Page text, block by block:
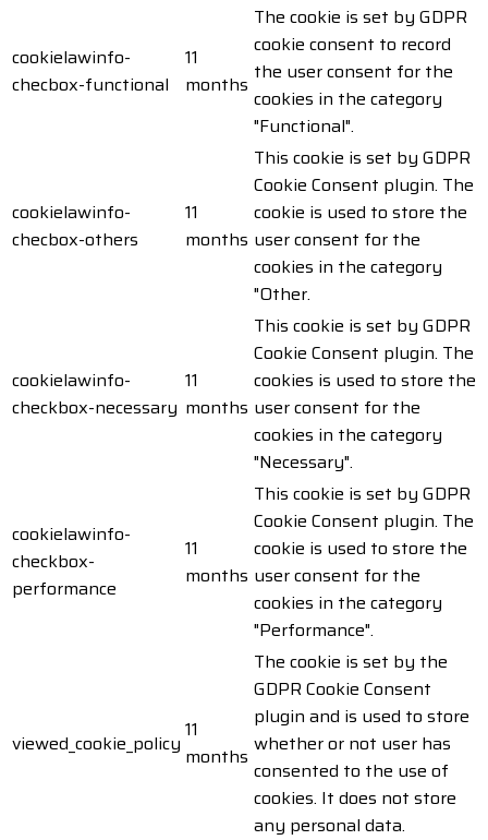
cookielawinfo-
checbox-functional
11
months
The cookie is set by GDPR
cookie consent to record
the user consent for the
cookies in the category
"Functional".
cookielawinfo-
checbox-others
11
months
This cookie is set by GDPR
Cookie Consent plugin. The
cookie is used to store the
user consent for the
cookies in the category
"Other.
cookielawinfo-
checkbox-necessary
11
months
This cookie is set by GDPR
Cookie Consent plugin. The
cookies is used to store the
user consent for the
cookies in the category
"Necessary".
cookielawinfo-
checkbox-
performance
11
months
This cookie is set by GDPR
Cookie Consent plugin. The
cookie is used to store the
user consent for the
cookies in the category
"Performance".
viewed_cookie_policy
11
months
The cookie is set by the
GDPR Cookie Consent
plugin and is used to store
whether or not user has
consented to the use of
cookies. It does not store
any personal data.